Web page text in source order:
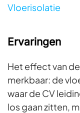
Vloerisolatie
Ervaringen
Het effect van
merkbaar: de
waar de CV
los gaan zitten,